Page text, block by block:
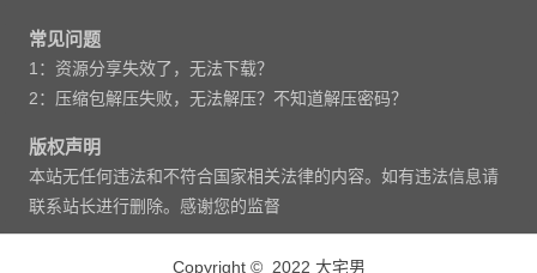
常见问题
1：资源分享失效了，无法下载？
2：压缩包解压失败，无法解压？不知道解压密码？
版权声明
本站无任何违法和不符合国家相关法律的内容。如有违法信息请
联系站长进行删除。感谢您的监督
Copyright © 2022 大宅男